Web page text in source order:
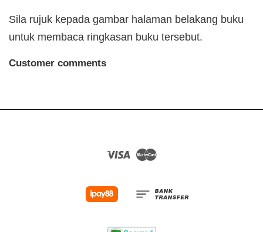
Sila rujuk kepada gambar halaman belakang buku
untuk membaca ringkasan buku tersebut.
Customer comments
Visa